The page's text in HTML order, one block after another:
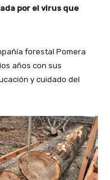
por el virus que
forestal Pomera
años con sus
y cuidado del